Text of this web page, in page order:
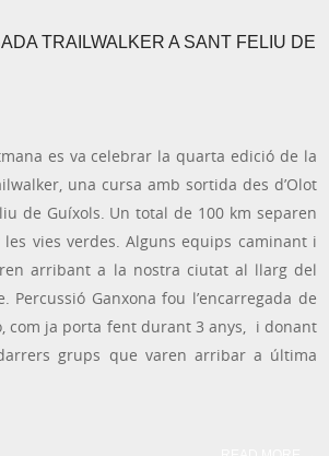
TRAILWALKER A SANT FELIU DE
es va celebrar la quarta edició de la
una cursa amb sortida des d’Olot
de Guíxols. Un total de 100 km separen
vies verdes. Alguns equips caminant i
arribant a la nostra ciutat al llarg del
Percussió Ganxona fou l’encarregada de
com ja porta fent durant 3 anys, i donant
grups que varen arribar a última